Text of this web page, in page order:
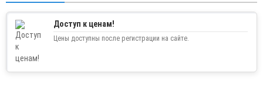
Доступ к ценам!
Цены доступны после регистрации на сайте.